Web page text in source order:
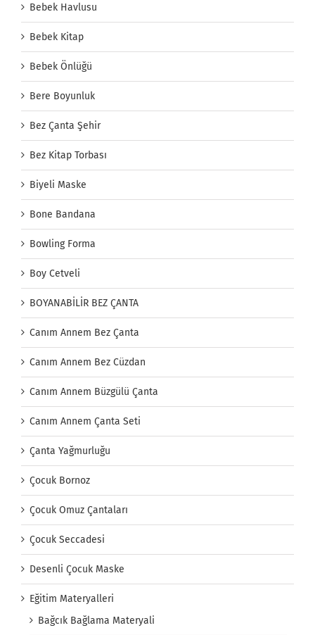
Bebek Havlusu
Bebek Kitap
Bebek Önlüğü
Bere Boyunluk
Bez Çanta Şehir
Bez Kitap Torbası
Biyeli Maske
Bone Bandana
Bowling Forma
Boy Cetveli
BOYANABİLİR BEZ ÇANTA
Canım Annem Bez Çanta
Canım Annem Bez Cüzdan
Canım Annem Büzgülü Çanta
Canım Annem Çanta Seti
Çanta Yağmurluğu
Çocuk Bornoz
Çocuk Omuz Çantaları
Çocuk Seccadesi
Desenli Çocuk Maske
Eğitim Materyalleri
Bağcık Bağlama Materyali